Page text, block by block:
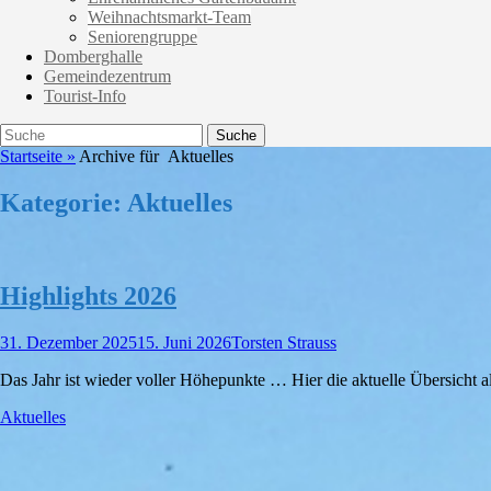
Weihnachtsmarkt-Team
Seniorengruppe
Domberghalle
Gemeindezentrum
Tourist-Info
Suche
Suche
nach:
Startseite » Archive für Aktuelles
Kategorie: Aktuelles
Highlights 2026
Veröffentlicht
31. Dezember 202515. Juni 2026Autor
Torsten Strauss
Das Jahr ist wieder voller Höhepunkte … Hier die aktuelle Übersicht
Kategorien
Aktuelles